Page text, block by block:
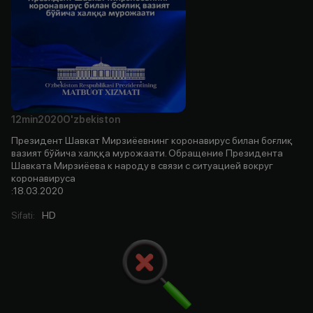
12min2020O'zbekiston
Президент Шавкат Мирзиёевнинг коронавирус билан боғлиқ
вазият бўйича халққа мурожаати. Обращение Президента
Шавката Мирзиёева к народу в связи с ситуацией вокруг
коронавируса
:18.03.2020
Sifati: HD